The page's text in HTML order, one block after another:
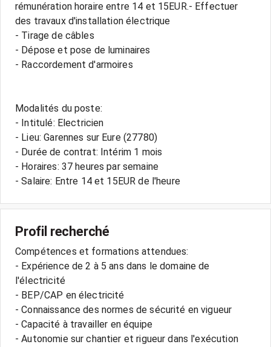
rémunération horaire entre 14 et 15EUR.- Effectuer
des travaux d'installation électrique
- Tirage de câbles
- Dépose et pose de luminaires
- Raccordement d'armoires
Modalités du poste:
- Intitulé: Electricien
- Lieu: Garennes sur Eure (27780)
- Durée de contrat: Intérim 1 mois
- Horaires: 37 heures par semaine
- Salaire: Entre 14 et 15EUR de l'heure
Profil recherché
Compétences et formations attendues:
- Expérience de 2 à 5 ans dans le domaine de
l'électricité
- BEP/CAP en électricité
- Connaissance des normes de sécurité en vigueur
- Capacité à travailler en équipe
- Autonomie sur chantier et rigueur dans l'exécution